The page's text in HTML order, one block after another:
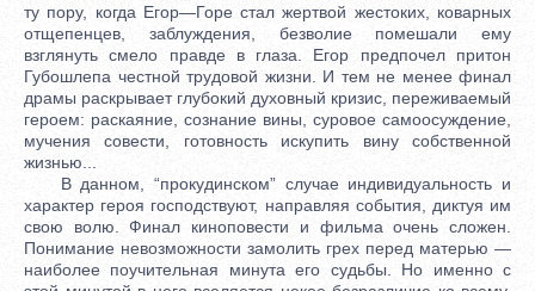
ту пору, когда Егор—Горе стал жертвой жестоких, коварных
отщепенцев, заблуждения, безволие помешали ему
взглянуть смело правде в глаза. Егор предпочел притон
Губошлепа честной трудовой жизни. И тем не менее финал
драмы раскрывает глубокий духовный кризис, переживаемый
героем: раскаяние, сознание вины, суровое самоосуждение,
мучения совести, готовность искупить вину собственной
жизнью...
В данном, “прокудинском” случае индивидуальность и
характер героя господствуют, направляя события, диктуя им
свою волю. Финал киноповести и фильма очень сложен.
Понимание невозможности замолить грех перед матерью —
наиболее поучительная минута его судьбы. Но именно с